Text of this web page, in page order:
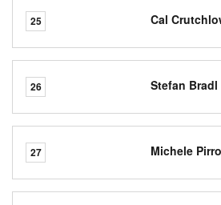
25 Cal
26 Stefan Bradl
27 Michele Pirro